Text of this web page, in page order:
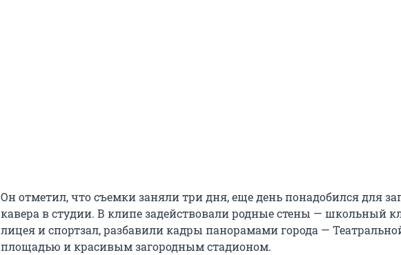
Он отметил, что съемки заняли три дня, еще день понадобился для
кавера в студии. В клипе задействовали родные стены — школьный
лицея и спортзал, разбавили кадры панорамами города —
площадью и красивым загородным стадионом.